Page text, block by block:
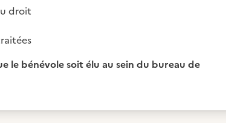
droit
le bénévole soit élu au sein du bureau de